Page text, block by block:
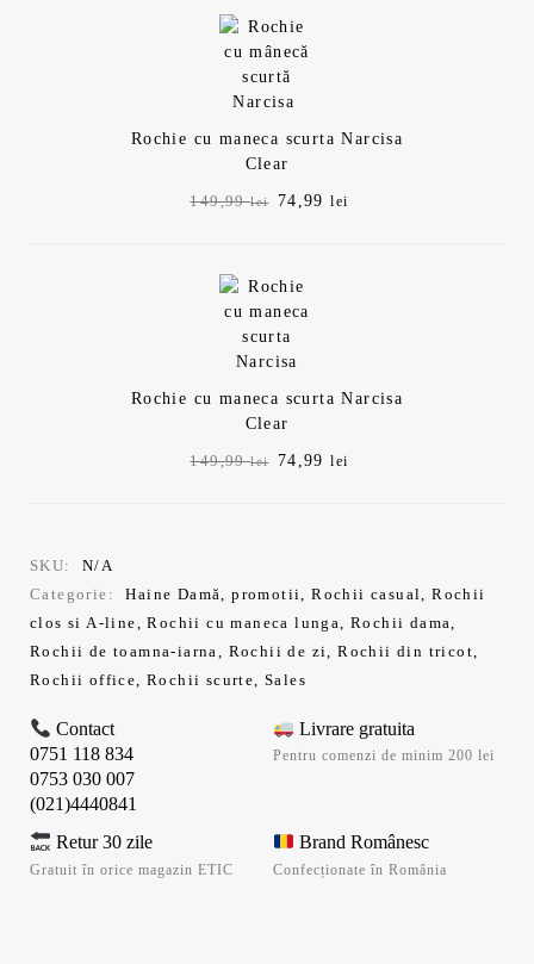
Rochie cu maneca scurta Narcisa
Clear
149,99lei
Prețul
74,99lei
Rochie cu maneca scurta Narcisa
Clear
149,99lei
Prețul
74,99lei
SKU:
N/A
Categorie:
Haine Damă,promotii,Rochii casual,Rochii
clos si A-line,Rochii cu maneca lunga,Rochii dama,
Rochii de toamna-iarna, Rochii de zi,Rochii din tricot,
Rochii office,Rochii scurte,Sales
Contact
0751 118 834
0753 030 007
(021)4440841
Livrare gratuita
Pentru comenzi de minim 200 lei
Retur 30 zile
Gratuit în orice magazin ETIC
Brand Românesc
Confecționate în România